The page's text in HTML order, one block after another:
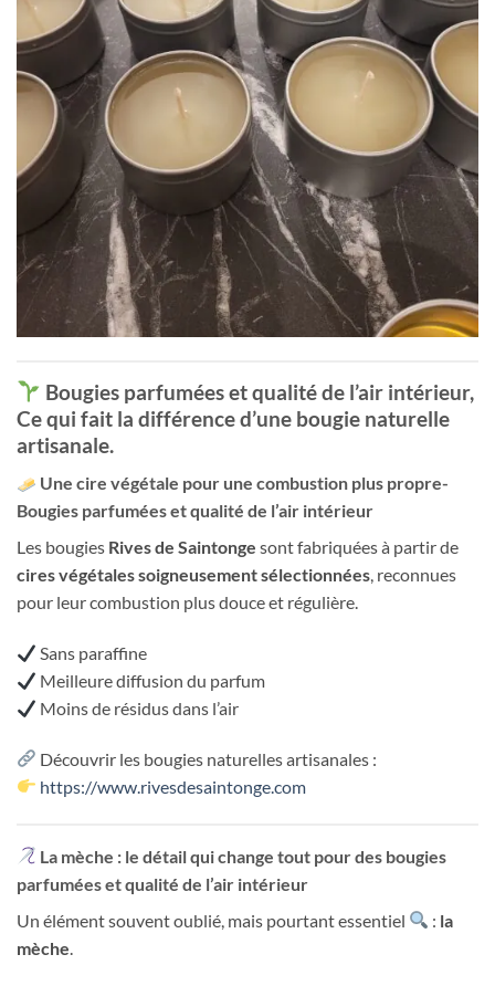
Bougies parfumées et qualité de l’air intérieur,
Ce qui fait la différence d’une bougie naturelle
artisanale.
Une cire végétale pour une combustion plus propre-
Bougies parfumées et qualité de l’air intérieur
Les bougies Rives de Saintonge sont fabriquées à partir de
cires végétales soigneusement sélectionnées, reconnues
pour leur combustion plus douce et régulière.
Sans paraffine
Meilleure diffusion du parfum
Moins de résidus dans l’air
Découvrir les bougies naturelles artisanales :
https://www.rivesdesaintonge.com
La mèche : le détail qui change tout pour des bougies
parfumées et qualité de l’air intérieur
Un élément souvent oublié, mais pourtant essentiel
: la
mèche